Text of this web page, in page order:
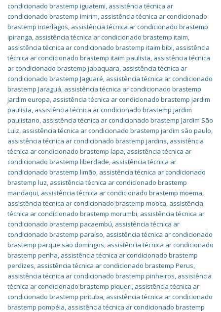
condicionado brastemp iguatemi, assistência técnica ar
condicionado brastemp Imirim, assistência técnica ar condicionado
brastemp interlagos, assistência técnica ar condicionado brastemp
ipiranga, assistência técnica ar condicionado brastemp itaim,
assistência técnica ar condicionado brastemp itaim bibi, assistência
técnica ar condicionado brastemp itaim paulista, assistência técnica
ar condicionado brastemp jabaquara, assistência técnica ar
condicionado brastemp Jaguaré, assistência técnica ar condicionado
brastemp Jaraguá, assistência técnica ar condicionado brastemp
jardim europa, assistência técnica ar condicionado brastemp jardim
paulista, assistência técnica ar condicionado brastemp jardim
paulistano, assistência técnica ar condicionado brastemp Jardim São
Luiz, assistência técnica ar condicionado brastemp jardim são paulo,
assistência técnica ar condicionado brastemp jardins, assistência
técnica ar condicionado brastemp lapa, assistência técnica ar
condicionado brastemp liberdade, assistência técnica ar
condicionado brastemp limão, assistência técnica ar condicionado
brastemp luz, assistência técnica ar condicionado brastemp
mandaqui, assistência técnica ar condicionado brastemp moema,
assistência técnica ar condicionado brastemp mooca, assistência
técnica ar condicionado brastemp morumbi, assistência técnica ar
condicionado brastemp pacaembú, assistência técnica ar
condicionado brastemp paraíso, assistência técnica ar condicionado
brastemp parque são domingos, assistência técnica ar condicionado
brastemp penha, assistência técnica ar condicionado brastemp
perdizes, assistência técnica ar condicionado brastemp Perus,
assistência técnica ar condicionado brastemp pinheiros, assistência
técnica ar condicionado brastemp piqueri, assistência técnica ar
condicionado brastemp pirituba, assistência técnica ar condicionado
brastemp pompéia, assistência técnica ar condicionado brastemp